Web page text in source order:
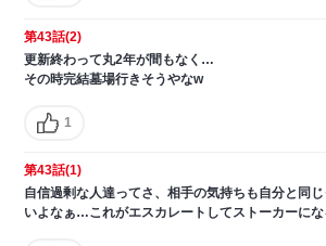
第43話(2)
更新終わって丸2年が間もなく…
その時完結墓場行きそうやなw
1
第43話(1)
自信過剰な人達ってさ、相手の気持ちも自分と同
いよなぁ…これがエスカレートしてストーカーに